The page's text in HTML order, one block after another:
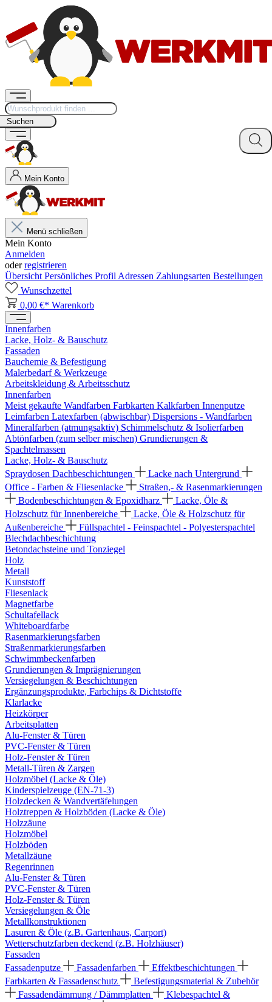
Suchen
Mein Konto
Menü schließen
Mein Konto
Anmelden
oderregistrieren
Übersicht Persönliches Profil Adressen Zahlungsarten Bestellungen
Wunschzettel
0,00 €* Warenkorb
Innenfarben
Lacke, Holz- & Bauschutz
Fassaden
Bauchemie & Befestigung
Malerbedarf & Werkzeuge
Arbeitskleidung & Arbeitsschutz
Innenfarben
Meist gekaufte Wandfarben Farbkarten Kalkfarben Innenputze
Leimfarben Latexfarben (abwischbar) Dispersions - Wandfarben
Mineralfarben (atmungsaktiv) Schimmelschutz & Isolierfarben
Abtönfarben (zum selber mischen) Grundierungen &
Spachtelmassen
Lacke, Holz- & Bauschutz
Spraydosen Dachbeschichtungen
Lacke nach Untergrund
Office - Farben & Fliesenlacke
Straßen,- & Rasenmarkierungen
Bodenbeschichtungen & Epoxidharz
Lacke, Öle &
Holzschutz für Innenbereiche
Lacke, Öle & Holzschutz für
Außenbereiche
Füllspachtel - Feinspachtel - Polyesterspachtel
Blechdachbeschichtung
Betondachsteine und Tonziegel
Holz
Metall
Kunststoff
Fliesenlack
Magnetfarbe
Schultafellack
Whiteboardfarbe
Rasenmarkierungsfarben
Straßenmarkierungsfarben
Schwimmbeckenfarben
Grundierungen & Imprägnierungen
Versiegelungen & Beschichtungen
Ergänzungsprodukte, Farbchips & Dichtstoffe
Klarlacke
Heizkörper
Arbeitsplatten
Alu-Fenster & Türen
PVC-Fenster & Türen
Holz-Fenster & Türen
Metall-Türen & Zargen
Holzmöbel (Lacke & Öle)
Kinderspielzeuge (EN-71-3)
Holzdecken & Wandvertäfelungen
Holztreppen & Holzböden (Lacke & Öle)
Holzzäune
Holzmöbel
Holzböden
Metallzäune
Regenrinnen
Alu-Fenster & Türen
PVC-Fenster & Türen
Holz-Fenster & Türen
Versiegelungen & Öle
Metallkonstruktionen
Lasuren & Öle (z.B. Gartenhaus, Carport)
Wetterschutzfarben deckend (z.B. Holzhäuser)
Fassaden
Fassadenputze
Fassadenfarben
Effektbeschichtungen
Farbkarten & Fassadenschutz
Befestigungsmaterial & Zubehör
Fassadendämmung / Dämmplatten
Klebespachtel &